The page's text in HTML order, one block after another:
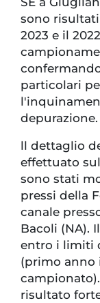
sono
2023 e il
particolari
depurazione.
ll dettaglio
effettuato
sono stati
pressi della
canale
Bacoli (NA).
entro i limiti
(primo anno
risultato